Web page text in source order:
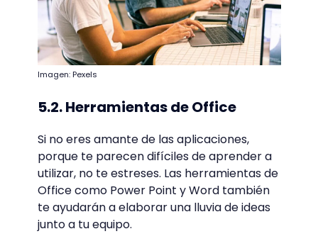
Imagen: Pexels
5.2. Herramientas de Office
Si no eres amante de las aplicaciones,
porque te parecen difíciles de aprender a
utilizar, no te estreses. Las herramientas de
Office como Power Point y Word también
te ayudarán a elaborar una lluvia de ideas
junto a tu equipo.